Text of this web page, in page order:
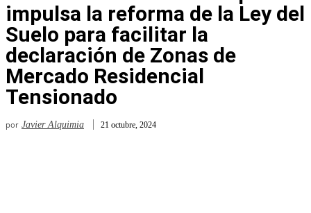
impulsa la reforma de la Ley del
Suelo para facilitar la
declaración de Zonas de
Mercado Residencial
Tensionado
por Javier Alquimia 21 octubre, 2024